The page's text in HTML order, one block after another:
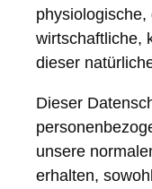
wirtschaftliche,
dieser
Dieser
unsere
erhalten,